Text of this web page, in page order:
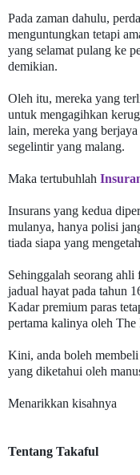
Pada zaman dahulu,
menguntungkan tetapi
yang selamat pulang ke
demikian.
Oleh itu, mereka yang
untuk mengagihkan
lain, mereka yang
segelintir yang malang.
Maka tertubuhlah
Insurans yang kedua
mulanya, hanya polisi
tiada siapa yang
Sehinggalah seorang
jadual hayat pada tahun
Kadar premium paras
pertama kalinya oleh
Kini, anda boleh membeli
yang diketahui oleh
Menarikkan kisahnya
Tentang Takaful